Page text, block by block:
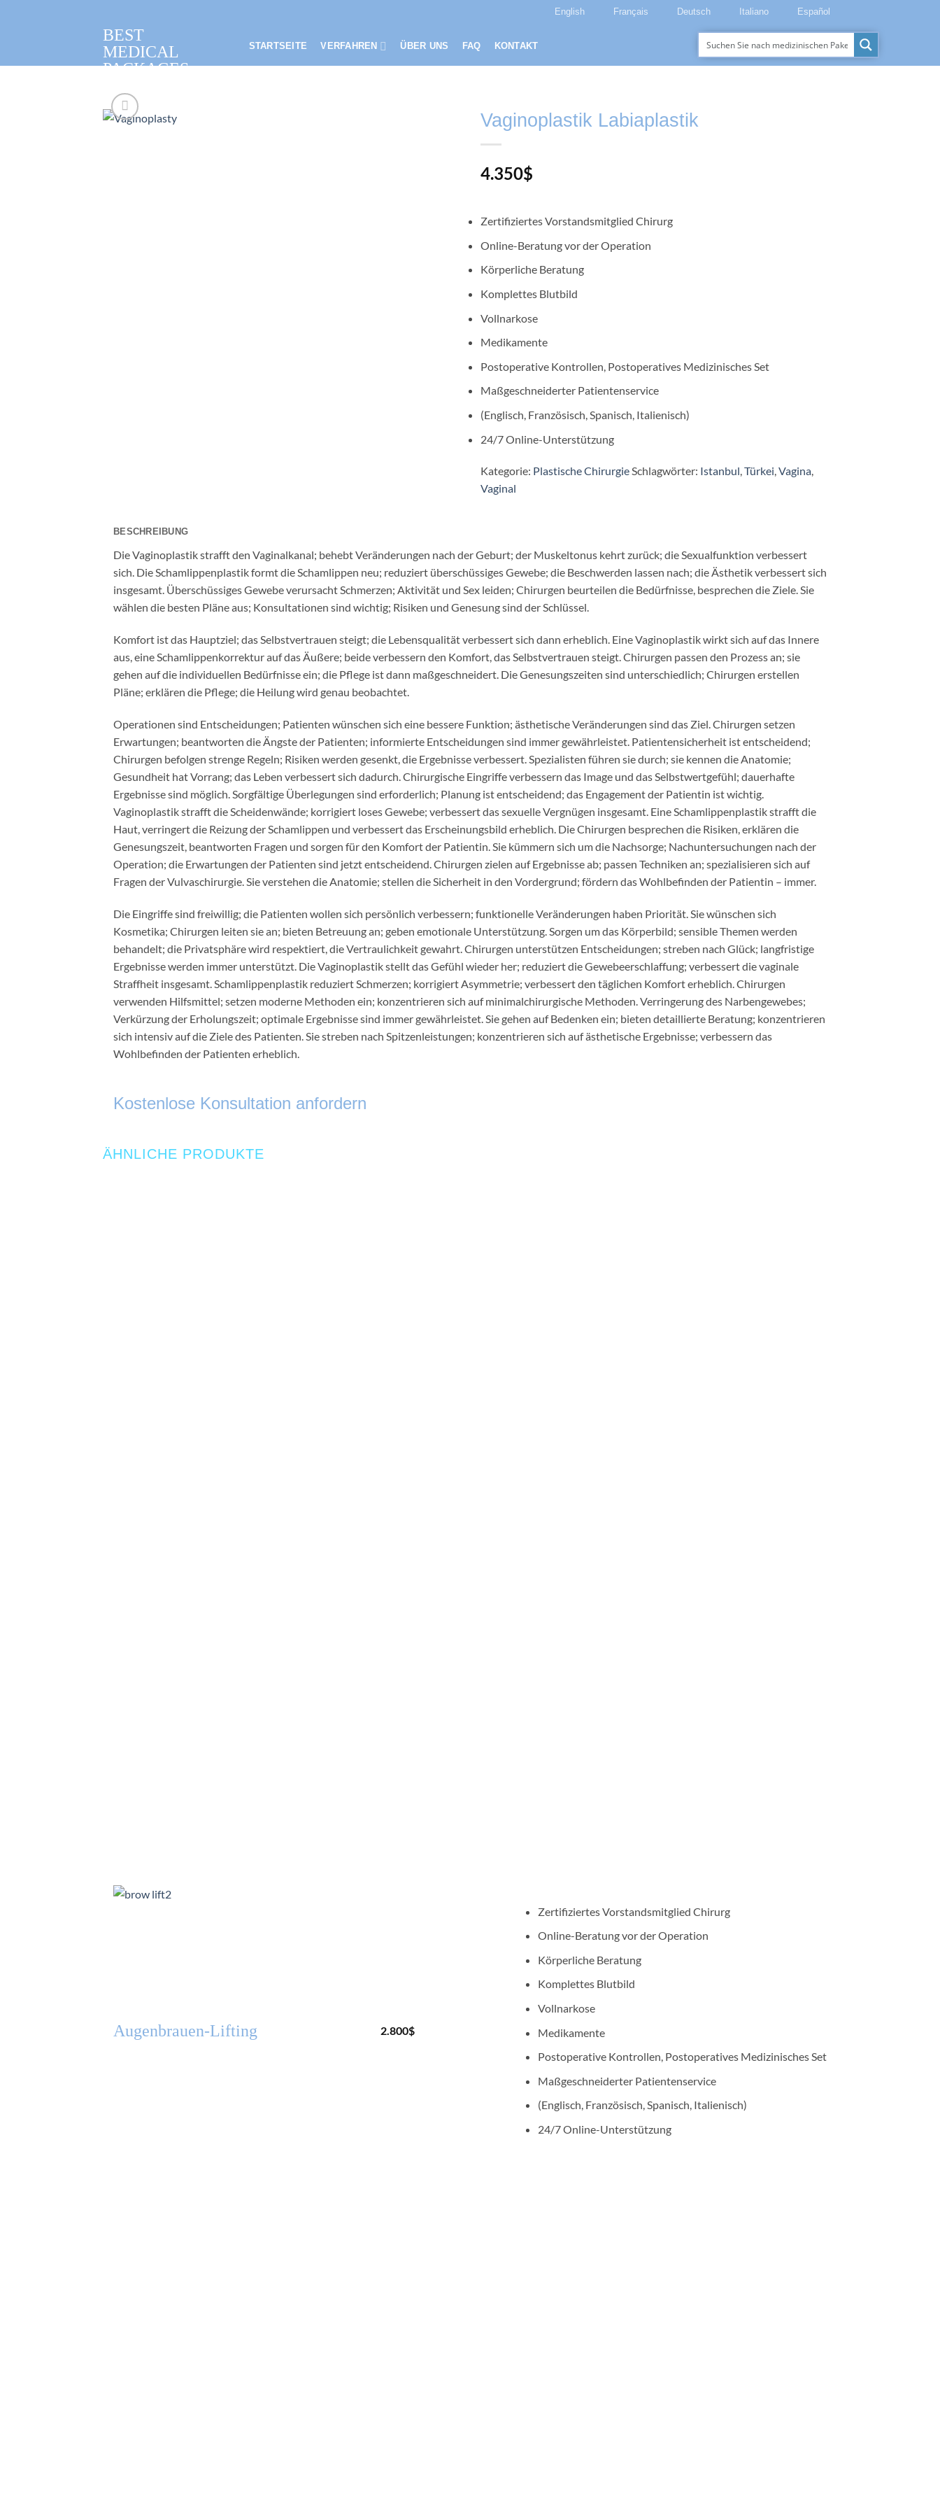
English Français Deutsch Italiano Español
BEST
MEDICAL
PACKAGES
STARTSEITE VERFAHREN ÜBER UNS FAQ KONTAKT
Vaginoplastik Labiaplastik
4.350$
Zertifiziertes Vorstandsmitglied Chirurg
Online-Beratung vor der Operation
Körperliche Beratung
Komplettes Blutbild
Vollnarkose
Medikamente
Postoperative Kontrollen, Postoperatives Medizinisches Set
Maßgeschneiderter Patientenservice
(Englisch, Französisch, Spanisch, Italienisch)
24/7 Online-Unterstützung
Kategorie: Plastische ChirurgieSchlagwörter: Istanbul,Türkei,Vagina,
Vaginal
BESCHREIBUNG
Die Vaginoplastik strafft den Vaginalkanal; behebt Veränderungen nach der Geburt; der Muskeltonus kehrt zurück; die Sexualfunktion verbessert
sich. Die Schamlippenplastik formt die Schamlippen neu; reduziert überschüssiges Gewebe; die Beschwerden lassen nach; die Ästhetik verbessert sich
insgesamt. Überschüssiges Gewebe verursacht Schmerzen; Aktivität und Sex leiden; Chirurgen beurteilen die Bedürfnisse, besprechen die Ziele. Sie
wählen die besten Pläne aus; Konsultationen sind wichtig; Risiken und Genesung sind der Schlüssel.
Komfort ist das Hauptziel; das Selbstvertrauen steigt; die Lebensqualität verbessert sich dann erheblich. Eine Vaginoplastik wirkt sich auf das Innere
aus, eine Schamlippenkorrektur auf das Äußere; beide verbessern den Komfort, das Selbstvertrauen steigt. Chirurgen passen den Prozess an; sie
gehen auf die individuellen Bedürfnisse ein; die Pflege ist dann maßgeschneidert. Die Genesungszeiten sind unterschiedlich; Chirurgen erstellen
Pläne; erklären die Pflege; die Heilung wird genau beobachtet.
Operationen sind Entscheidungen; Patienten wünschen sich eine bessere Funktion; ästhetische Veränderungen sind das Ziel. Chirurgen setzen
Erwartungen; beantworten die Ängste der Patienten; informierte Entscheidungen sind immer gewährleistet. Patientensicherheit ist entscheidend;
Chirurgen befolgen strenge Regeln; Risiken werden gesenkt, die Ergebnisse verbessert. Spezialisten führen sie durch; sie kennen die Anatomie;
Gesundheit hat Vorrang; das Leben verbessert sich dadurch. Chirurgische Eingriffe verbessern das Image und das Selbstwertgefühl; dauerhafte
Ergebnisse sind möglich. Sorgfältige Überlegungen sind erforderlich; Planung ist entscheidend; das Engagement der Patientin ist wichtig.
Vaginoplastik strafft die Scheidenwände; korrigiert loses Gewebe; verbessert das sexuelle Vergnügen insgesamt. Eine Schamlippenplastik strafft die
Haut, verringert die Reizung der Schamlippen und verbessert das Erscheinungsbild erheblich. Die Chirurgen besprechen die Risiken, erklären die
Genesungszeit, beantworten Fragen und sorgen für den Komfort der Patientin. Sie kümmern sich um die Nachsorge; Nachuntersuchungen nach der
Operation; die Erwartungen der Patienten sind jetzt entscheidend. Chirurgen zielen auf Ergebnisse ab; passen Techniken an; spezialisieren sich auf
Fragen der Vulvaschirurgie. Sie verstehen die Anatomie; stellen die Sicherheit in den Vordergrund; fördern das Wohlbefinden der Patientin – immer.
Die Eingriffe sind freiwillig; die Patienten wollen sich persönlich verbessern; funktionelle Veränderungen haben Priorität. Sie wünschen sich
Kosmetika; Chirurgen leiten sie an; bieten Betreuung an; geben emotionale Unterstützung. Sorgen um das Körperbild; sensible Themen werden
behandelt; die Privatsphäre wird respektiert, die Vertraulichkeit gewahrt. Chirurgen unterstützen Entscheidungen; streben nach Glück; langfristige
Ergebnisse werden immer unterstützt. Die Vaginoplastik stellt das Gefühl wieder her; reduziert die Gewebeerschlaffung; verbessert die vaginale
Straffheit insgesamt. Schamlippenplastik reduziert Schmerzen; korrigiert Asymmetrie; verbessert den täglichen Komfort erheblich. Chirurgen
verwenden Hilfsmittel; setzen moderne Methoden ein; konzentrieren sich auf minimalchirurgische Methoden. Verringerung des Narbengewebes;
Verkürzung der Erholungszeit; optimale Ergebnisse sind immer gewährleistet. Sie gehen auf Bedenken ein; bieten detaillierte Beratung; konzentrieren
sich intensiv auf die Ziele des Patienten. Sie streben nach Spitzenleistungen; konzentrieren sich auf ästhetische Ergebnisse; verbessern das
Wohlbefinden der Patienten erheblich.
Kostenlose Konsultation anfordern
ÄHNLICHE PRODUKTE
Augenbrauen-Lifting 2.800$
Zertifiziertes Vorstandsmitglied Chirurg
Online-Beratung vor der Operation
Körperliche Beratung
Komplettes Blutbild
Vollnarkose
Medikamente
Postoperative Kontrollen, Postoperatives Medizinisches Set
Maßgeschneiderter Patientenservice
(Englisch, Französisch, Spanisch, Italienisch)
24/7 Online-Unterstützung